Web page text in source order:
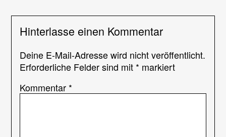
Hinterlasse einen Kommentar
Deine E-Mail-Adresse wird nicht veröffentlicht.
Erforderliche Felder sind mit * markiert
Kommentar *